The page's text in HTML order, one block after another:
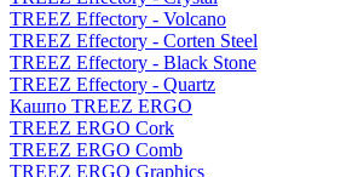
TREEZ Effectory - Volcano
TREEZ Effectory - Corten Steel
TREEZ Effectory - Black Stone
TREEZ Effectory - Quartz
Кашпо TREEZ ERGO
TREEZ ERGO Cork
TREEZ ERGO Comb
TREEZ ERGO Graphics